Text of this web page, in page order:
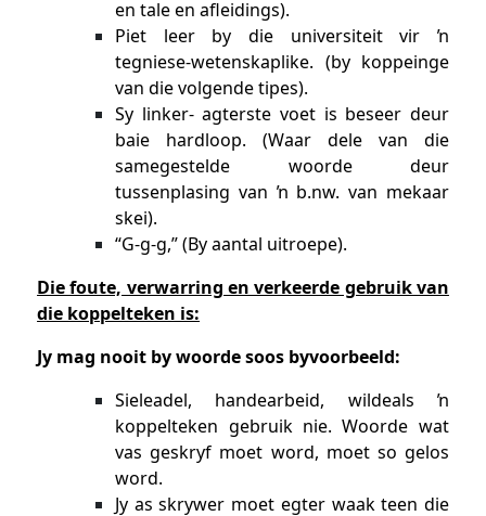
en tale en afleidings).
Piet leer by die universiteit vir ŉ
tegniese-wetenskaplike. (by koppeinge
van die volgende tipes).
Sy linker- agterste voet is beseer deur
baie hardloop. (Waar dele van die
samegestelde woorde deur
tussenplasing van ŉ b.nw. van mekaar
skei).
“G-g-g,” (By aantal uitroepe).
Die foute, verwarring en verkeerde gebruik van
die koppelteken is:
Jy mag nooit by woorde soos byvoorbeeld:
Sieleadel, handearbeid, wildeals ŉ
koppelteken gebruik nie. Woorde wat
vas geskryf moet word, moet so gelos
word.
Jy as skrywer moet egter waak teen die